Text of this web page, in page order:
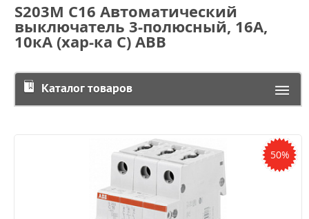
S203M C16 Автоматический
выключатель 3-полюсный, 16А,
10кА (хар-ка C) ABB
Каталог товаров
50%